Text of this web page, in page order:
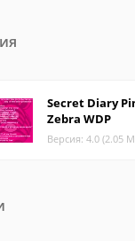
Secret Diary
Zebra WDP
Версия: 4.0 (2.05